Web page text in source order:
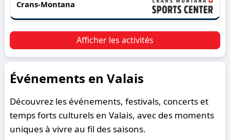
Crans-Montana
Afficher les activités
Événements en Valais
Découvrez les événements, festivals, concerts et
temps forts culturels en Valais, avec des moments
uniques à vivre au fil des saisons.